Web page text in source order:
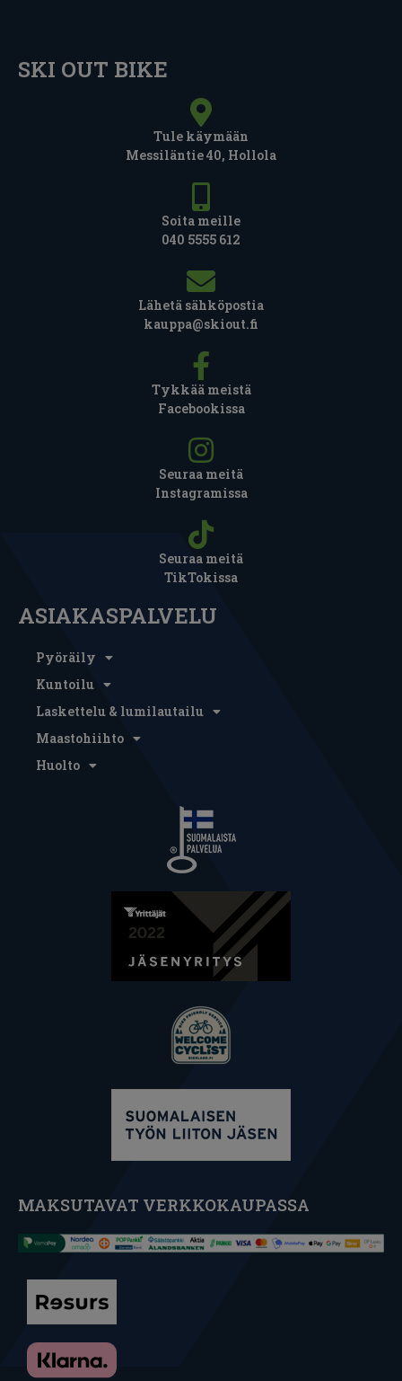
SKI OUT BIKE
Tule käymään
Messiläntie 40, Hollola
Soita meille
040 5555 612
Lähetä sähköpostia
kauppa@skiout.fi
Tykkää meistä
Facebookissa
Seuraa meitä
Instagramissa
Seuraa meitä
TikTokissa
ASIAKASPALVELU
Pyöräily
Kuntoilu
Laskettelu & lumilautailu
Maastohiihto
Huolto
MAKSUTAVAT VERKKOKAUPASSA